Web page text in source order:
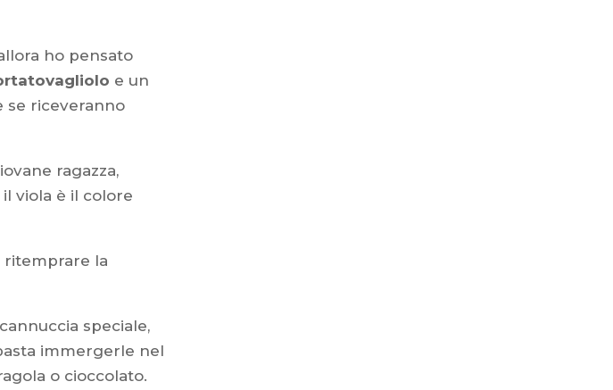
ho pensato
e un
se riceveranno
ragazza,
viola è il colore
ritemprare la
speciale,
immergerle nel
o cioccolato.